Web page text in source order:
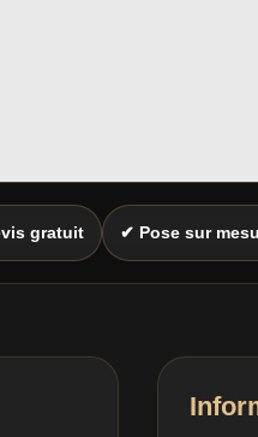
gratuit ✔ Pose sur